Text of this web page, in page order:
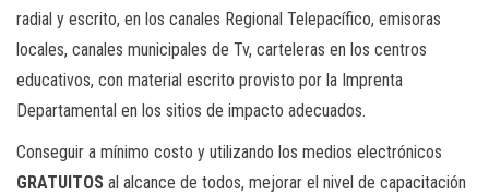
radial y escrito, en los canales Regional Telepacífico, emisoras
locales, canales municipales de Tv, carteleras en los centros
educativos, con material escrito provisto por la Imprenta
Departamental en los sitios de impacto adecuados.
Conseguir a mínimo costo y utilizando los medios electrónicos
GRATUITOS al alcance de todos, mejorar el nivel de capacitación